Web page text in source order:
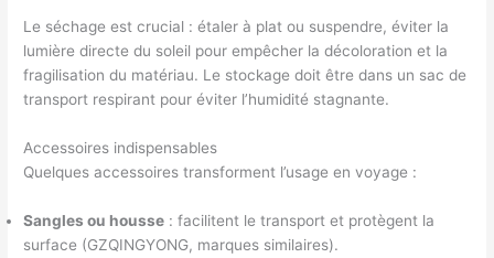
Le séchage est crucial : étaler à plat ou suspendre, éviter la
lumière directe du soleil pour empêcher la décoloration et la
fragilisation du matériau. Le stockage doit être dans un sac de
transport respirant pour éviter l’humidité stagnante.
Accessoires indispensables
Quelques accessoires transforment l’usage en voyage :
Sangles ou housse : facilitent le transport et protègent la
surface (GZQINGYONG, marques similaires).